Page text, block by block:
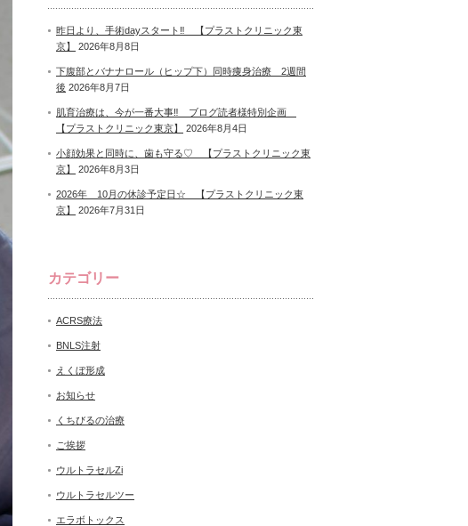
昨日より、手術dayスタート‼ 【プラストクリニック東
京】
2026年8月8日
下腹部とバナナロール（ヒップ下）同時痩身治療 2週間
後 2026年8月7日
肌育治療は、今が一番大事‼ ブログ読者様特別企画
【プラストクリニック東京】
2026年8月4日
小顔効果と同時に、歯も守る♡ 【プラストクリニック東
京】
2026年8月3日
2026年 10月の休診予定日☆ 【プラストクリニック東
京】
2026年7月31日
カテゴリー
ACRS療法
BNLS注射
えくぼ形成
お知らせ
くちびるの治療
ご挨拶
ウルトラセルZi
ウルトラセルツー
エラボトックス